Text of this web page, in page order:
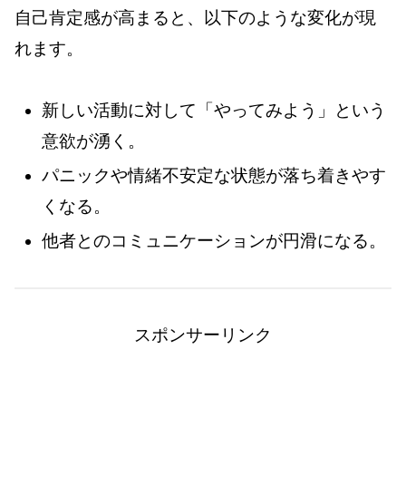
自己肯定感が高まると、以下のような変化が現
れます。
新しい活動に対して「やってみよう」という
意欲が湧く。
パニックや情緒不安定な状態が落ち着きやす
くなる。
他者とのコミュニケーションが円滑になる。
スポンサーリンク